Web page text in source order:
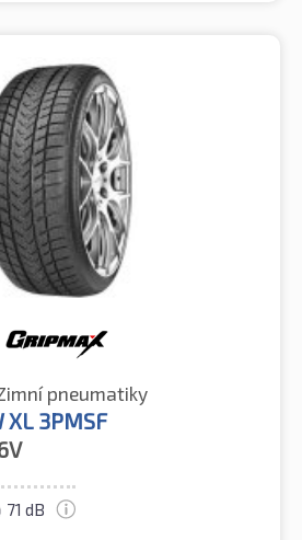
pneumatiky
XL 3PMSF
71 dB